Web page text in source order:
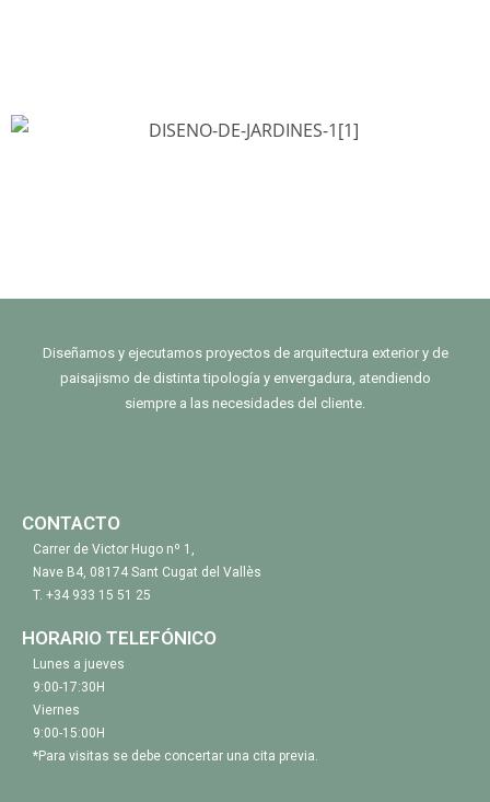
Diseñamos y ejecutamos proyectos de arquitectura exterior y de
paisajismo de distinta tipología y envergadura, atendiendo
siempre a las necesidades del cliente.
CONTACTO
Carrer de Victor Hugo nº 1,
Nave B4, 08174 Sant Cugat del Vallès
T. +34 933 15 51 25
HORARIO TELEFÓNICO
Lunes a jueves
9:00-17:30H
Viernes
9:00-15:00H
*Para visitas se debe concertar una cita previa.